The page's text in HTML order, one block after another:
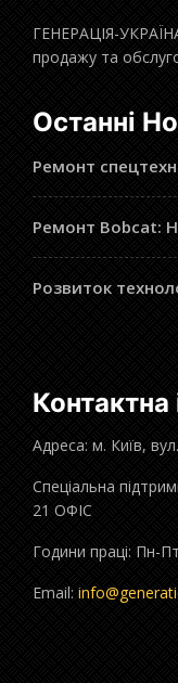
ГЕНЕРАЦІЯ-
продажу та
Останні
Ремонт
Ремонт Bobcat:
Розвиток
Контактна
Адреса: м. Київ,
Спеціальна
21 ОФІС
Години праці: Пн-
Email: